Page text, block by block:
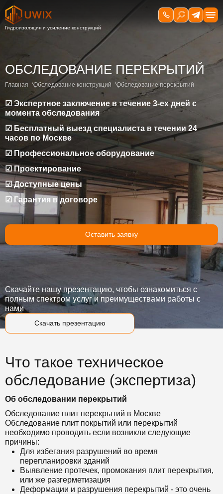
ОБСЛЕДОВАНИЕ ПЕРЕКРЫТИЙ
Главная Обследование конструкций Обследование перекрытий
☑ Экспертное заключение в течение 3-ех дней с
момента обследования
☑ Бесплатный выезд специалиста в течении 24
часов по Москве
☑ Профессиональное оборудование
☑ Проектирование
☑ Доступные цены
☑ Гарантия в договоре
Оставить заявку
Скачать презентацию
Скачайте нашу презентацию, чтобы ознакомиться с
полным спектром услуг и преимуществами работы с
нами
Что такое техническое
обследование (экспертиза)
Об обследовании перекрытий
Обследование плит перекрытий в Москве
Обследование плит покрытий или перекрытий
необходимо проводить если возникли следующие
причины:
Для избегания разрушений во время
перепланировки зданий
Выявление протечек, промокания плит перекрытия,
или же разгерметизация
Деформации и разрушения перекрытий - это очень